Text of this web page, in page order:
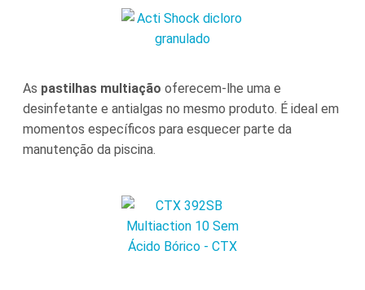
As pastilhas multiação oferecem-lhe uma e
desinfetante e antialgas no mesmo produto. É ideal em
momentos específicos para esquecer parte da
manutenção da piscina.